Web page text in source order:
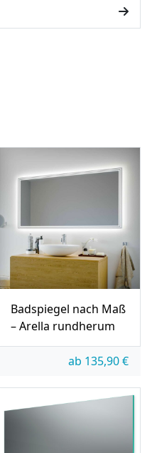
Badspiegel nach Maß
– Arella rundherum
ab 135,90€